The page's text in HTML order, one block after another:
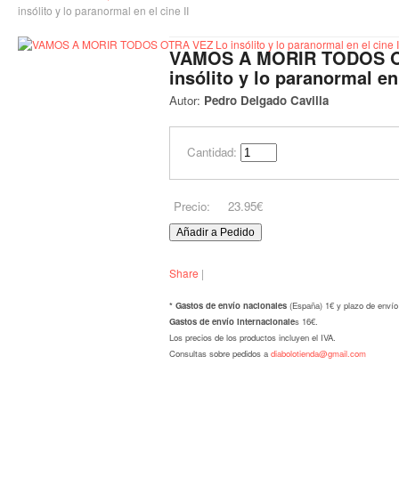
insólito y lo paranormal en el cine II
VAMOS A MORIR TODOS
insólito y lo paranormal
Autor: Pedro Delgado Cavilla
Cantidad:
23.95€
Precio:
Share |
* Gastos de envío nacionales (España) 1€ y plazo de
Gastos de envío internacionales 16€.
Los precios de los productos incluyen el IVA.
Consultas sobre pedidos a diabolotienda@gmail.com